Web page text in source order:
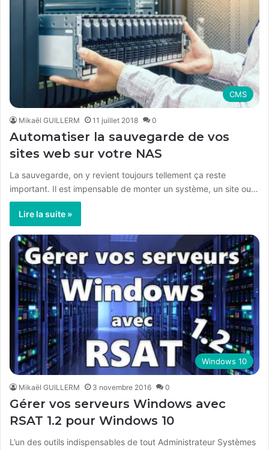
CMS
Mikaël GUILLERM 11 juillet 2018 0
Automatiser la sauvegarde de vos
sites web sur votre NAS
La sauvegarde, on y revient toujours tellement ça reste
important. Il est impensable de monter un système, un site ou…
Lire la suite »
Windows 10
Mikaël GUILLERM 3 novembre 2016 0
Gérer vos serveurs Windows avec
RSAT 1.2 pour Windows 10
L’un des outils indispensables de tout Administrateur Systèmes